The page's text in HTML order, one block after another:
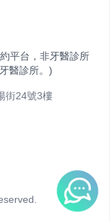
平台，非牙醫診所
醫診所。)
街24號3樓